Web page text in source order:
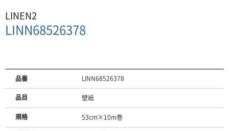
LINEN2
LINN68526378
品番 LINN68526378
品目 壁紙
規格 53cm×10m巻